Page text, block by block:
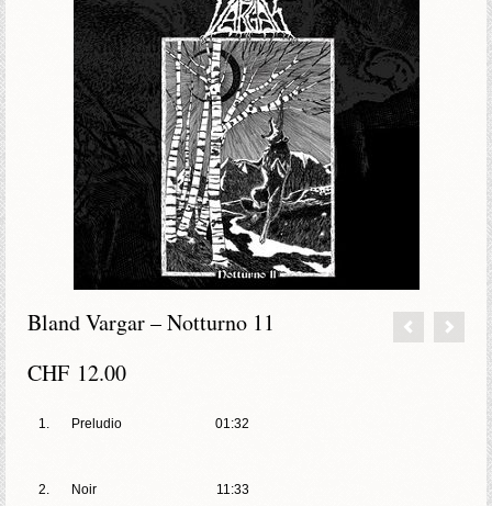
Bland Vargar – Notturno 11
CHF 12.00
1. Preludio 01:32
2. Noir 11:33